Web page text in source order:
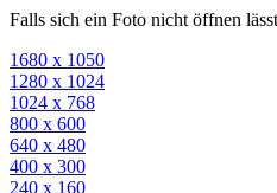
Falls sich ein Foto nicht öffnen
1680 x 1050
1280 x 1024
1024 x 768
800 x 600
640 x 480
400 x 300
240 x 160